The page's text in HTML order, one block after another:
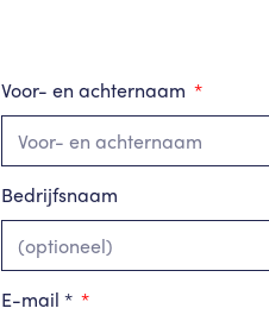
Voor- en achternaam
Bedrijfsnaam
E-mail *